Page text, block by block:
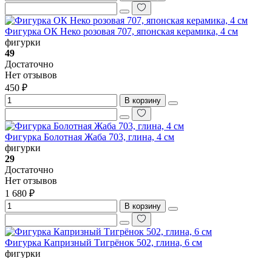
Фигурка ОК Неко розовая 707, японская керамика, 4 см
фигурки
49
Достаточно
Нет отзывов
450 ₽
В корзину
Фигурка Болотная Жаба 703, глина, 4 см
фигурки
29
Достаточно
Нет отзывов
1 680 ₽
В корзину
Фигурка Капризный Тигрёнок 502, глина, 6 см
фигурки